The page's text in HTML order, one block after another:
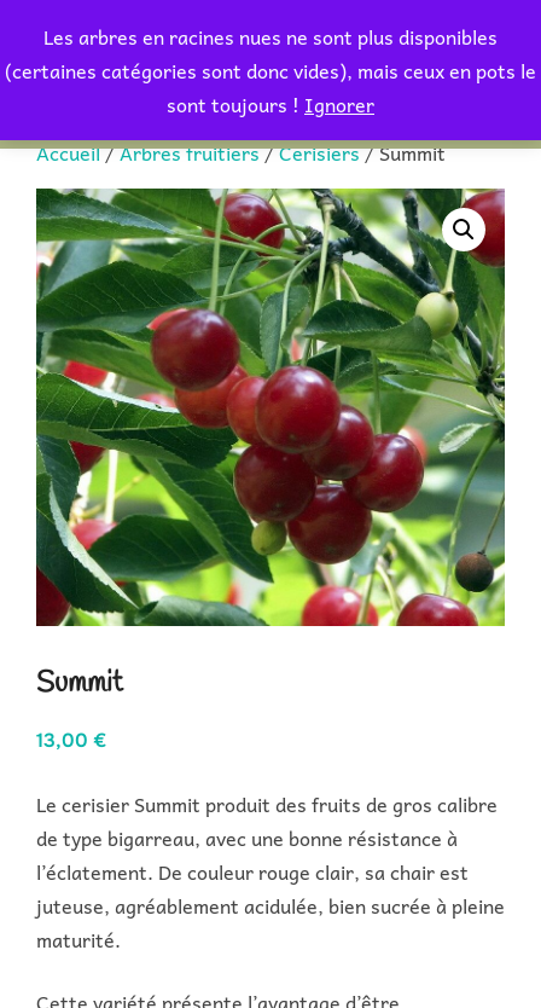
Les arbres en racines nues ne sont plus disponibles
(certaines catégories sont donc vides), mais ceux en pots le
sont toujours ! Ignorer
contenu
Rechercher :
Accueil/Arbres fruitiers/Cerisiers/ Summit
Summit
13,00 €
Le cerisier Summit produit des fruits de gros calibre
de type bigarreau, avec une bonne résistance à
l’éclatement. De couleur rouge clair, sa chair est
juteuse, agréablement acidulée, bien sucrée à pleine
maturité.